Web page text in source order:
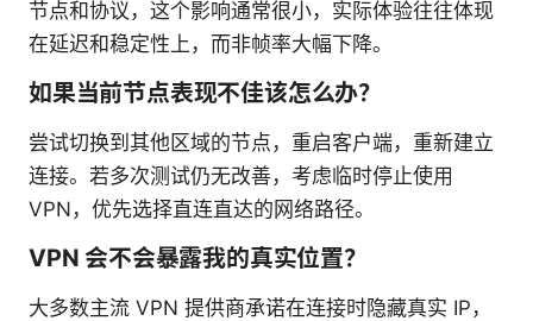
节点和协议，这个影响通常很小，实际体验往往体现
在延迟和稳定性上，而非帧率大幅下降。
如果当前节点表现不佳该怎么办？
尝试切换到其他区域的节点，重启客户端，重新建立
连接。若多次测试仍无改善，考虑临时停止使用
VPN，优先选择直连直达的网络路径。
VPN 会不会暴露我的真实位置？
大多数主流 VPN 提供商承诺在连接时隐藏真实 IP，